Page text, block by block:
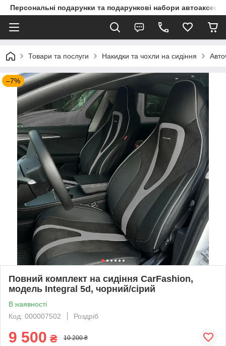
Персональні подарунки та подарункові набори
Товари та послуги Накидки та чохли на сидіння
–7%
Повний комплект на сидіння CarFashion,
модель Integral 5d, чорний/сірий
В наявності
Код: 000007502
Роздріб
9 500 ₴ 10 200 ₴